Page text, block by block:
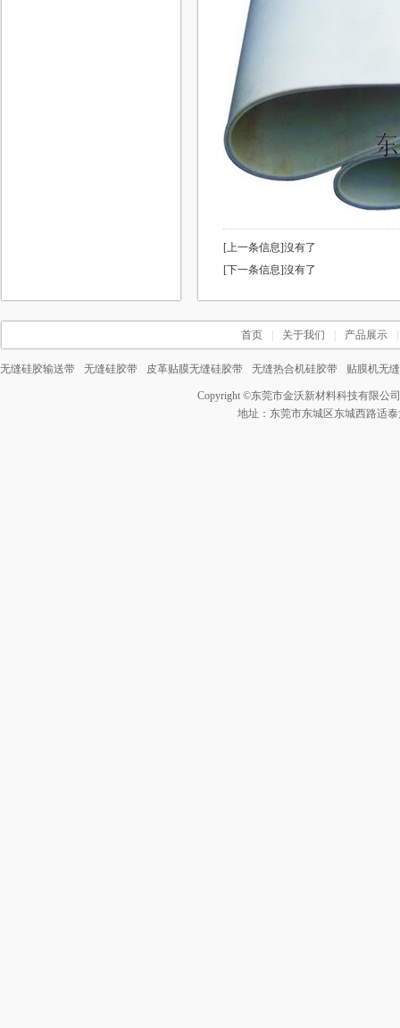
[上一条信息]沒有了
[下一条信息]沒有了
首页 关于我们 产品展示
无缝硅胶输送带 无缝硅胶带 皮革贴膜无缝硅胶带 无缝热合机硅胶带 贴膜机无
Copyright ©东莞市金沃新材料科技有限公司
地址：东莞市东城区东城西路适泰